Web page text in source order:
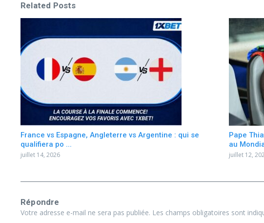
Related Posts
France vs Espagne, Angleterre vs Argentine : qui se
qualifiera po ...
juillet 14, 2026
Pape
au
juillet 12,
Répondre
Votre adresse e-mail ne sera pas publiée. Les champs obligatoires sont